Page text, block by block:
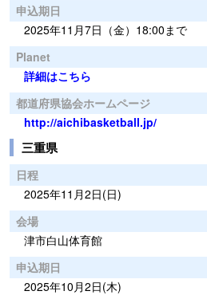
申込期日
2025年11月7日（金）18:00まで
Planet
詳細はこちら
都道府県協会ホームページ
http://aichibasketball.jp/
三重県
日程
2025年11月2日(日)
会場
津市白山体育館
申込期日
2025年10月2日(木)